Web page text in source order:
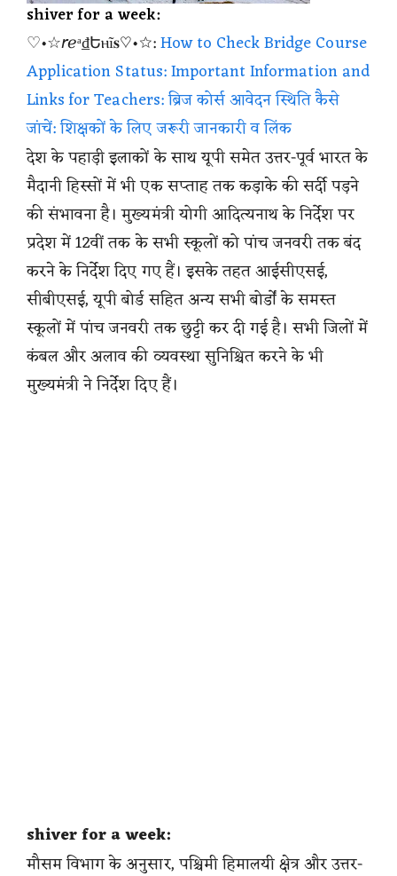
shiver for a week:
♡•☆𝘳ℯᵃ₫Եⲏĩ𝐬♡•☆:How to Check Bridge Course
Application Status: Important Information and
Links for Teachers: ब्रिज कोर्स आवेदन स्थिति कैसे
जांचें: शिक्षकों के लिए जरूरी जानकारी व लिंक
देश के पहाड़ी इलाकों के साथ यूपी समेत उत्तर-पूर्व भारत के
मैदानी हिस्सों में भी एक सप्ताह तक कड़ाके की सर्दी पड़ने
की संभावना है। मुख्यमंत्री योगी आदित्यनाथ के निर्देश पर
प्रदेश में 12वीं तक के सभी स्कूलों को पांच जनवरी तक बंद
करने के निर्देश दिए गए हैं। इसके तहत आईसीएसई,
सीबीएसई, यूपी बोर्ड सहित अन्य सभी बोर्डों के समस्त
स्कूलों में पांच जनवरी तक छुट्टी कर दी गई है। सभी जिलों में
कंबल और अलाव की व्यवस्था सुनिश्चित करने के भी
मुख्यमंत्री ने निर्देश दिए हैं।
shiver for a week:
मौसम विभाग के अनुसार, पश्चिमी हिमालयी क्षेत्र और उत्तर-